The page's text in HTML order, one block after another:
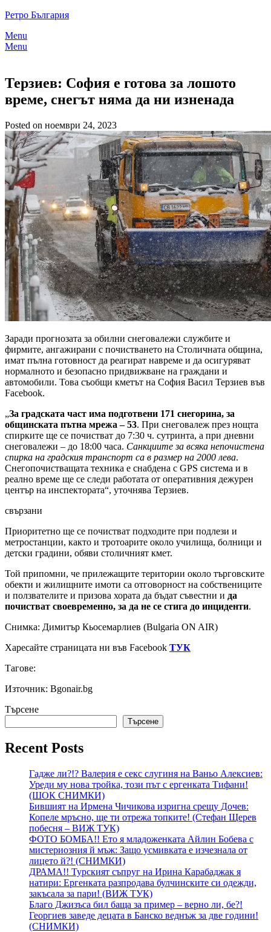
Skip
content
Ретро България
Menu
Menu
Терзиев: София е готова за лошото
време, снегът няма да ни изненада
Posted on ноември 24, 2023
Заради прогнозата за обилни снеговалежи службите и
фирмите, ангажирани с почистването на Столичната община,
имат пълна готовност да реагират навреме и да осигуряват
нормалното и безопасно придвижване на граждани и
автомобили. Това съобщи кметът на София Васил Терзиев във
Facebook.
„За градската част има подготвени 171 снегорина, за
общинската пътна мрежа – 53. При снеговалеж през нощта
спирките ще се почистват до 7:30 ч. сутринта, а при дневни
снеговалежи – до 18:00 часа. Санкциите за всяка непочистена
спирка на градския транспорт са в размер на 2000 лева.
Снегопочистващата техника е снабдена с GPS система и в
реално време ще се следи работата от оперативния дежурен
център на инспектората“, уточнява Терзиев.
свързани
Приоритетно ще се почистват подходите при подлези и
метростанции, както и тротоарите около училища, болници и
детски градини, обяви столичният кмет.
Той припомни, че прилежащите територии около търговските
обекти и жилищните имоти са отговорност на собствениците
и ползвателите и призова хората да бъдат съвестни и да
почистват своевременно, за да не се стига до инциденти.
Снимка: Димитър Кьосемарлиев (Bulgaria ON AIR)
Харесайте страницата ни във Facebook ТУК
Тагове:
Източник: Bgonair.bg
Търсене
Търсене
Recent Posts
Гадже ли?!? Валерия е секс слугиня на Ваньо Алексиев:
Уреди му нова тройка, този път с ергенката Тифани!
(ШОК СНИМКИ)
Бившият на Ирмена Чичикова изригна срещу Дочев:
Копеле мръсно, ще ти отрежа топките! (Стефан Щерев
побесня – ВИЖ ТУК)
ФОТО БОМБА!! Ето я младоженката Айлин Бобева с
мистериозния й мъж: Защо усмивката е изчезнала от
лицето й?! (СНИМКИ)
ДРАМА!! Турският съпруг на Ирина Карабаджак я
натири: Ергенката разпродава булчинските си одежди,
закъсала за пари! (ВИЖ ТУК)
Благо Джизъса бил баща за пример – верно ли, бе?!
Георгиев заведе децата в Банско веднъж за две години!
(СНИМКИ)